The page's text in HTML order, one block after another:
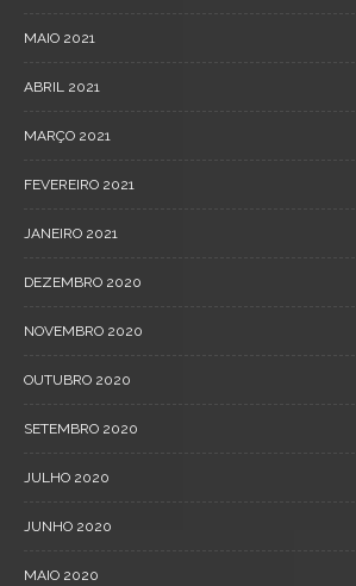
MAIO 2021
ABRIL 2021
MARÇO 2021
FEVEREIRO 2021
JANEIRO 2021
DEZEMBRO 2020
NOVEMBRO 2020
OUTUBRO 2020
SETEMBRO 2020
JULHO 2020
JUNHO 2020
MAIO 2020